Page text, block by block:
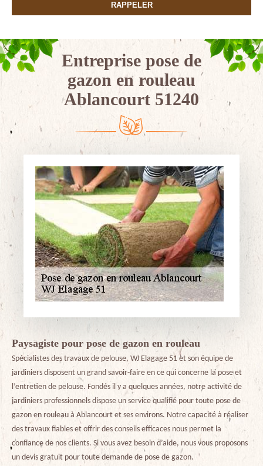
Entreprise pose de
gazon en rouleau
Ablancourt 51240
Paysagiste pour pose de gazon en rouleau
Spécialistes des travaux de pelouse, WJ Elagage 51 et son équipe de
jardiniers disposent un grand savoir-faire en ce qui concerne la pose et
l’entretien de pelouse. Fondés il y a quelques années, notre activité de
jardiniers professionnels dispose un service qualifié pour toute pose de
gazon en rouleau à Ablancourt et ses environs. Notre capacité à réaliser
des travaux fiables et offrir des conseils efficaces nous permet la
confiance de nos clients. Si vous avez besoin d’aide, nous vous proposons
un devis gratuit pour toute demande de pose de gazon.